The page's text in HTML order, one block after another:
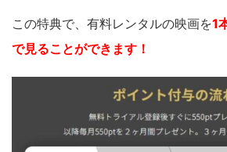
この特典で、有料レンタルの映画を1
で見ることができます！